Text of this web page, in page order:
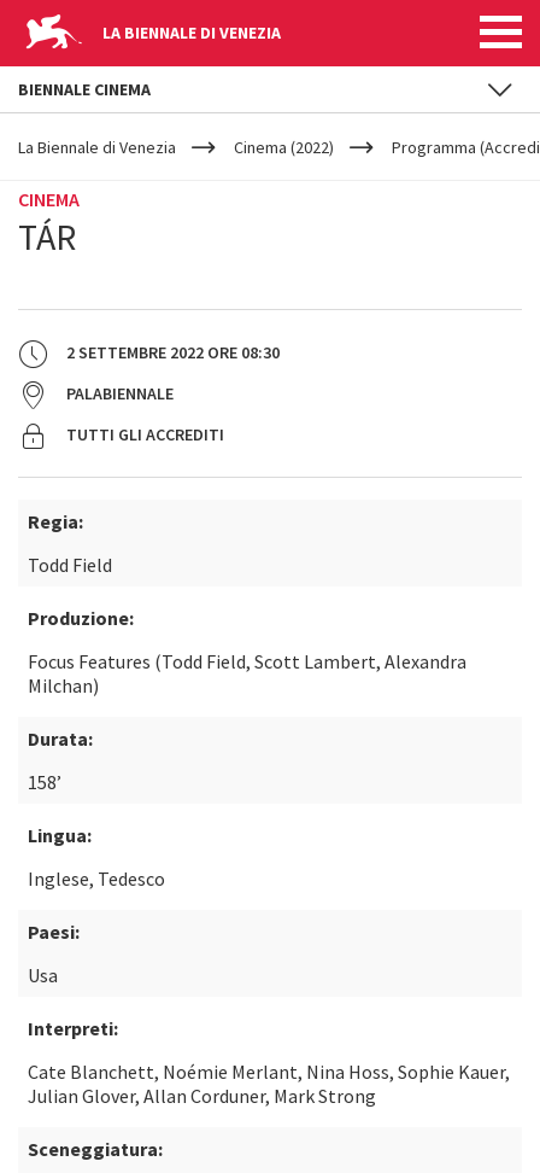
LA BIENNALE DI VENEZIA
YOUR
ARE
La Biennale di Venezia Cinema (2022) Programma
CINEMA
TÁR
2 SETTEMBRE 2022 ORE 08:30
PALABIENNALE
TUTTI GLI ACCREDITI
Regia:
Todd Field
Produzione:
Focus Features (Todd Field, Scott Lambert, Alexandra
Milchan)
Durata:
158’
Lingua:
Inglese, Tedesco
Paesi:
Usa
Interpreti:
Cate Blanchett, Noémie Merlant, Nina Hoss, Sophie Kauer,
Julian Glover, Allan Corduner, Mark Strong
Sceneggiatura:
BIENNALE CINEMA